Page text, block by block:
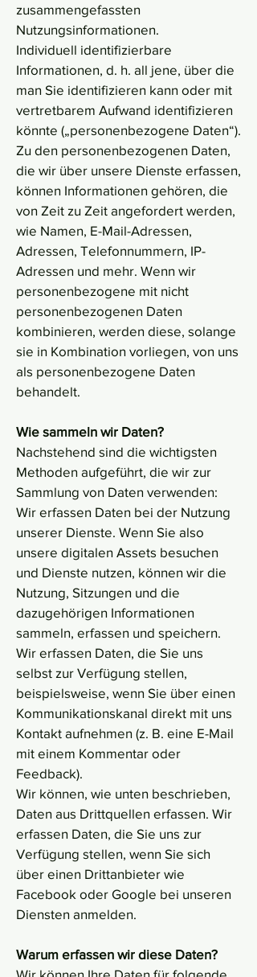
zusammengefassten
Nutzungsinformationen.
Individuell identifizierbare
Informationen, d. h. all jene, über die
man Sie identifizieren kann oder mit
vertretbarem Aufwand identifizieren
könnte („personenbezogene Daten“).
Zu den personenbezogenen Daten,
die wir über unsere Dienste erfassen,
können Informationen gehören, die
von Zeit zu Zeit angefordert werden,
wie Namen, E-Mail-Adressen,
Adressen, Telefonnummern, IP-
Adressen und mehr. Wenn wir
personenbezogene mit nicht
personenbezogenen Daten
kombinieren, werden diese, solange
sie in Kombination vorliegen, von uns
als personenbezogene Daten
behandelt.
Wie sammeln wir Daten?
Nachstehend sind die wichtigsten
Methoden aufgeführt, die wir zur
Sammlung von Daten verwenden:
Wir erfassen Daten bei der Nutzung
unserer Dienste. Wenn Sie also
unsere digitalen Assets besuchen
und Dienste nutzen, können wir die
Nutzung, Sitzungen und die
dazugehörigen Informationen
sammeln, erfassen und speichern.
Wir erfassen Daten, die Sie uns
selbst zur Verfügung stellen,
beispielsweise, wenn Sie über einen
Kommunikationskanal direkt mit uns
Kontakt aufnehmen (z. B. eine E-Mail
mit einem Kommentar oder
Feedback).
Wir können, wie unten beschrieben,
Daten aus Drittquellen erfassen. Wir
erfassen Daten, die Sie uns zur
Verfügung stellen, wenn Sie sich
über einen Drittanbieter wie
Facebook oder Google bei unseren
Diensten anmelden.
Warum erfassen wir diese Daten?